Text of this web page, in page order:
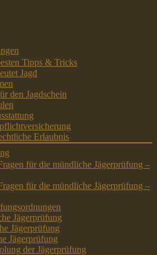
Tipps & Tricks
Jagd
den Jagdschein
Erlaubnis
für die mündliche Jägerprüfung –
für die mündliche Jägerprüfung –
Jägerprüfung
Jägerprüfung
Jägerprüfung
der Jägerprüfung